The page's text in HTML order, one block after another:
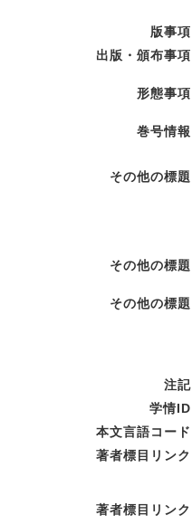
版事項
出版・頒布事項
形態事項
巻号情報
その他の標題
その他の標題
その他の標題
注記
学情ID
本文言語コード
著者標目リンク
著者標目リンク